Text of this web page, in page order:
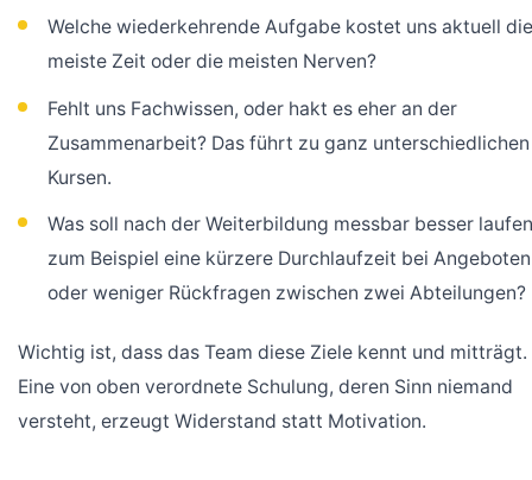
Welche wiederkehrende Aufgabe kostet uns aktuell die
meiste Zeit oder die meisten Nerven?
Fehlt uns Fachwissen, oder hakt es eher an der
Zusammenarbeit? Das führt zu ganz unterschiedlichen
Kursen.
Was soll nach der Weiterbildung messbar besser
zum Beispiel eine kürzere Durchlaufzeit bei Angeboten
oder weniger Rückfragen zwischen zwei Abteilungen?
Wichtig ist, dass das Team diese Ziele kennt und mitträgt.
Eine von oben verordnete Schulung, deren Sinn niemand
versteht, erzeugt Widerstand statt Motivation.